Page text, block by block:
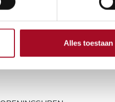
Alles toestaan